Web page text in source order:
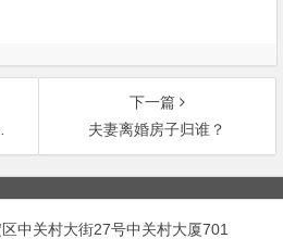
下一篇
夫妻离婚房子归谁？
中关村大街27号中关村大厦701